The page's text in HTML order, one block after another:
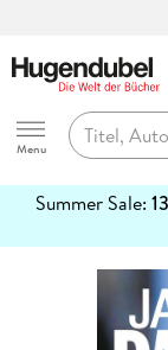
Hugendubel
Menu
Summer Sale:
erfahren